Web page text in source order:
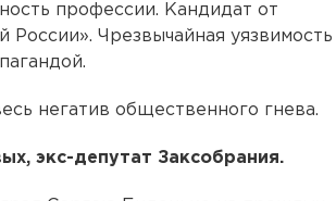
профессии. Кандидат от
России». Чрезвычайная уязвимость
негатив общественного гнева.
экс-депутат Заксобрания.